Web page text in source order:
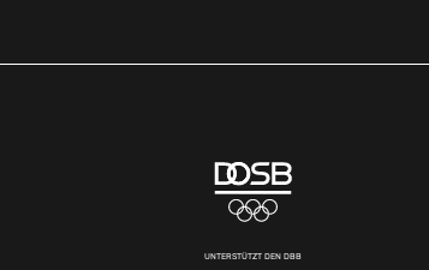
UNTERSTÜTZT DEN DBB